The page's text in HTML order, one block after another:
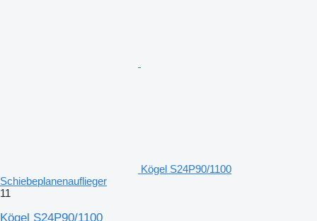
Kögel S24P90/1100
Schiebeplanenauflieger
11
Kögel S24P90/1100